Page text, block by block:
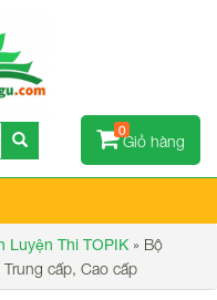
Giỏ hàng
0
Luyện Thi TOPIK » Bộ
Trung cấp, Cao cấp